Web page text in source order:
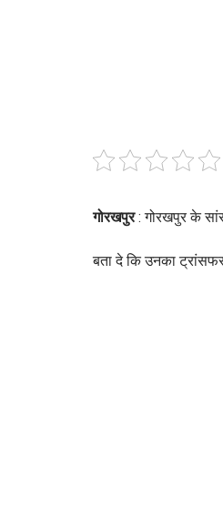
गोरखपुर: गोरखपुर के
बता दे कि उनका